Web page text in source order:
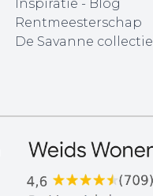
Inspiratie - Blog
Rentmeesterschap
De Savanne collectie